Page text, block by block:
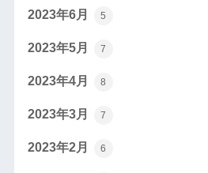
2023年6月 5
2023年5月 7
2023年4月 8
2023年3月 7
2023年2月 6